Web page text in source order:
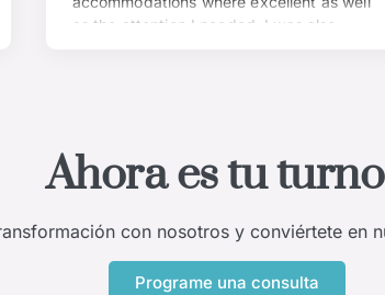
Ahora es tu
con nosotros y conviértete en
Programe una consulta